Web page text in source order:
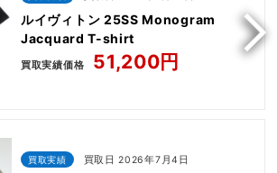
ルイヴィトン 25SS Monogram
Jacquard T-shirt
買取実績価格 51,200円
買取実績 買取日 2026年7月4日